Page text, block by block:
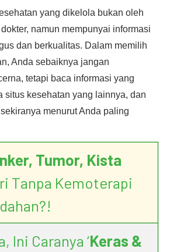
yang dikelola bukan oleh
namun mempunyai informasi
dan berkualitas. Dalam memilih
Anda sebaiknya jangan
tetapi baca informasi yang
situs kesehatan yang lainnya, dan
menurut Anda paling
Tumor, Kista
Tanpa Kemoterapi
Ini Caranya ‘Keras &